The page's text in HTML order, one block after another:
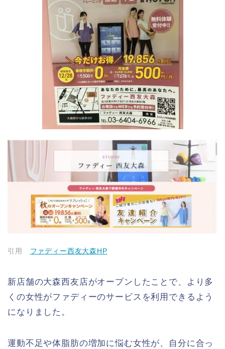
引用 ファディー西友大森HP
新店舗の大森西友店がオープンしたことで、より多
くの女性がファディーのサービスを利用できるよう
になりました。
運動不足や体脂肪の増加に悩む女性が、自分に合っ